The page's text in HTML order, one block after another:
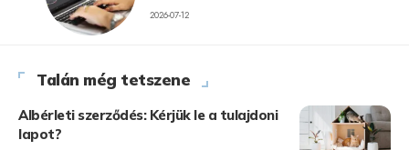
2026-07-12
Talán még tetszene
Albérleti szerződés: Kérjük le a tulajdoni
lapot?